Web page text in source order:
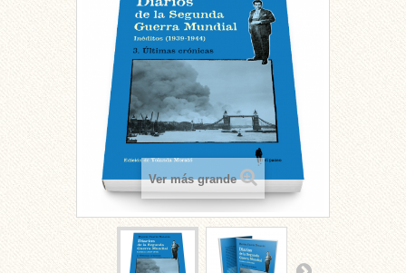
Ver más grande